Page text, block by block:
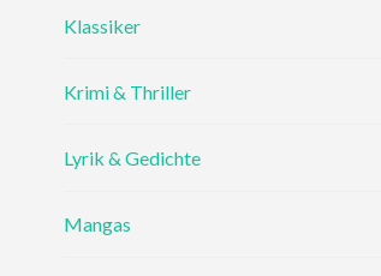
Klassiker
Krimi & Thriller
Lyrik & Gedichte
Mangas